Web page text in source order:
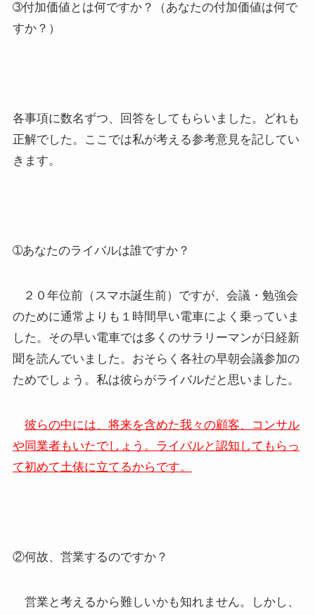
➂付加価値とは何ですか？（あなたの付加価値は何で
すか？）
各事項に数名ずつ、回答をしてもらいました。どれも
正解でした。ここでは私が考える参考意見を記してい
きます。
➀あなたのライバルは誰ですか？
２０年位前（スマホ誕生前）ですが、会議・勉強会
のために通常よりも１時間早い電車によく乗っていま
した。その早い電車では多くのサラリーマンが日経新
聞を読んでいました。おそらく各社の早朝会議参加の
ためでしょう。私は彼らがライバルだと思いました。
彼らの中には、将来を含めた我々の顧客、コンサル
や同業者もいたでしょう。ライバルと認知してもらっ
て初めて土俵に立てるからです。
②何故、営業するのですか？
営業と考えるから難しいかも知れません。しかし、